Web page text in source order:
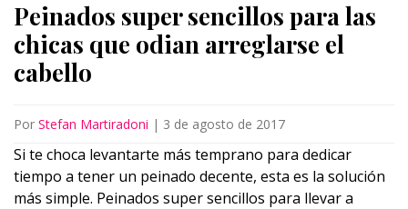
Peinados super sencillos para las
chicas que odian arreglarse el
cabello
Por Stefan Martiradoni | 3 de agosto de 2017
Si te choca levantarte más temprano para dedicar
tiempo a tener un peinado decente, esta es la solución
más simple. Peinados super sencillos para llevar a